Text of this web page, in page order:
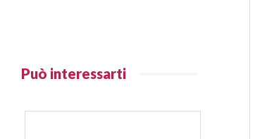
Può interessarti